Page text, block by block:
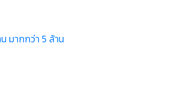
มากกว่า 5 ล้าน